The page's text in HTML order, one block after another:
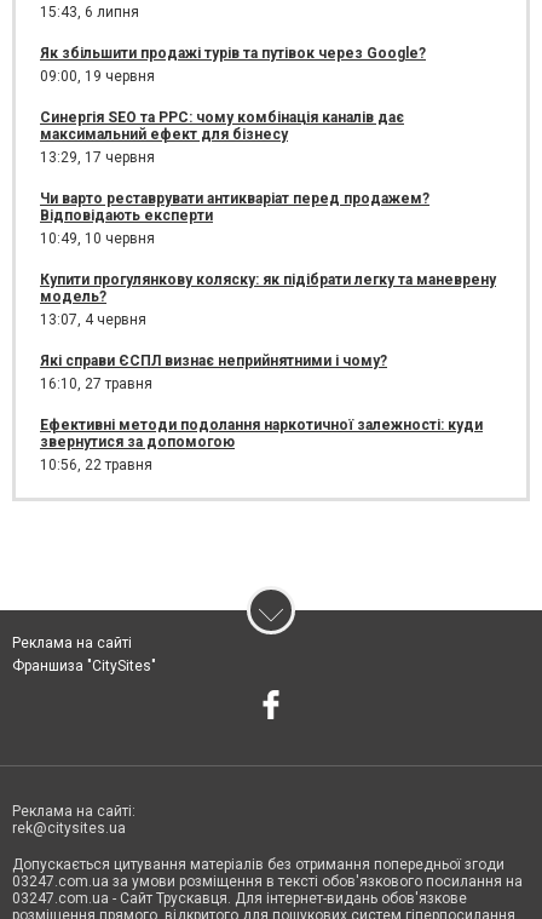
15:43, 6 липня
Як збільшити продажі турів та путівок через Google?
09:00, 19 червня
Синергія SEO та PPC: чому комбінація каналів дає
максимальний ефект для бізнесу
13:29, 17 червня
Чи варто реставрувати антикваріат перед продажем?
Відповідають експерти
10:49, 10 червня
Купити прогулянкову коляску: як підібрати легку та маневрену
модель?
13:07, 4 червня
Які справи ЄСПЛ визнає неприйнятними і чому?
16:10, 27 травня
Ефективні методи подолання наркотичної залежності: куди
звернутися за допомогою
10:56, 22 травня
Реклама на сайті
Франшиза "CitySites"
Реклама на сайті:
rek@citysites.ua
Допускається цитування матеріалів без отримання попередньої згоди
03247.com.ua за умови розміщення в тексті обов'язкового посилання на
03247.com.ua - Сайт Трускавця. Для інтернет-видань обов'язкове